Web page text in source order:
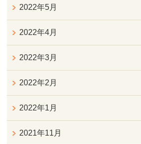
2022年5月
2022年4月
2022年3月
2022年2月
2022年1月
2021年11月